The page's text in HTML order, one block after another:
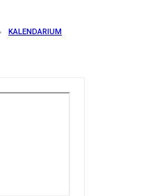
KALENDARIUM